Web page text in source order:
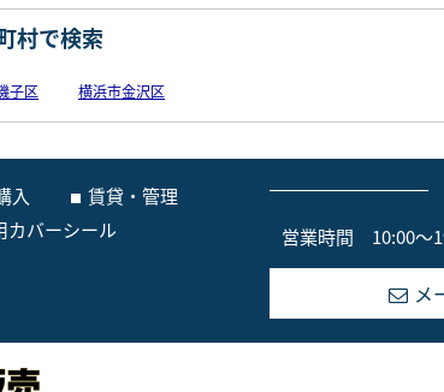
村で検索
子区 横浜市金沢区
入
賃貸・管理
カバーシール
営業時間 10:00～
メ